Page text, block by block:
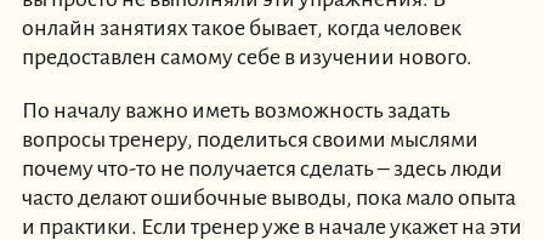
онлайн занятиях такое бывает, когда человек
предоставлен самому себе в изучении нового.
По началу важно иметь возможность задать
вопросы тренеру, поделиться своими мыслями
почему что-то не получается сделать – здесь люди
часто делают ошибочные выводы, пока мало опыта
и практики. Если тренер уже в начале укажет на эти